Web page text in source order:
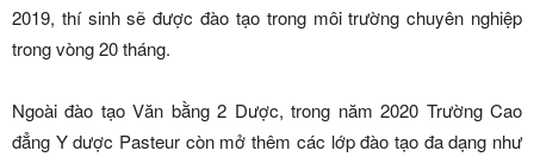
2019, thí sinh sẽ được đào tạo trong môi trường chuyên nghiệp
trong vòng 20 tháng.
Ngoài đào tạo Văn bằng 2 Dược, trong năm 2020 Trường Cao
đẳng Y dược Pasteur còn mở thêm các lớp đào tạo đa dạng như